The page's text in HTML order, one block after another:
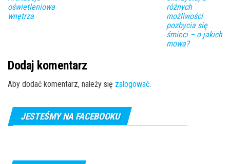
oświetleniowa
wnętrza
różnych
możliwości
pozbycia się
śmieci – o jakich
mowa?
Dodaj komentarz
Aby dodać komentarz, należy się zalogować.
JESTEŚMY NA FACEBOOKU